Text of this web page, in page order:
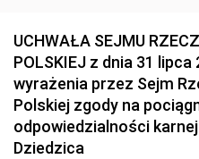
UCHWAŁA SEJMU
POLSKIEJ z dnia 31
wyrażenia przez Sejm
Polskiej zgody na
odpowiedzialności
Dziedzica